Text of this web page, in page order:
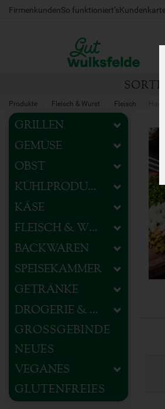
FirmenkundenSo funktioniert’s
Produkte Fleisch & Wurst Fleisch
GRILLEN
GEMÜSE
OBST
KÜHLPRODUKTE
KÄSE
FLEISCH & WURST
BACKWAREN
SPEISEKAMMER
GETRÄNKE
DROGERIE & HAUSHALT
GROSSGEBINDE
NEUES
VEGANES
GLUTENFREIES